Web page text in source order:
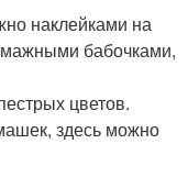
наклейками на
бабочками,
цветов.
здесь можно